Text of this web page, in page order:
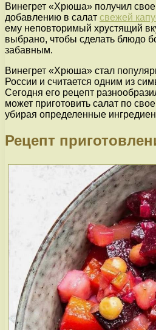
Винегрет «Хрюша» получил
добавлению в салат свежей
ему неповторимый хрустящий
выбрано, чтобы сделать блюдо
забавным.
Винегрет «Хрюша» стал
России и считается одним из
Сегодня его рецепт
может приготовить салат по
убирая определенные
Рецепт